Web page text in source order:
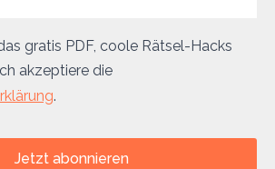
gratis PDF, coole Rätsel-Hacks
akzeptiere die
.
Jetzt abonnieren